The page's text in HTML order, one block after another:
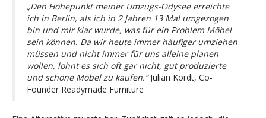
„Den Höhepunkt meiner Umzugs-Odysee erreichte
ich in Berlin, als ich in 2 Jahren 13 Mal umgezogen
bin und mir klar wurde, was für ein Problem Möbel
sein können. Da wir heute immer häufiger umziehen
müssen und nicht immer für uns alleine planen
wollen, lohnt es sich oft gar nicht, gut produzierte
und schöne Möbel zu kaufen.“Julian Kordt, Co-
Founder Readymade Furniture